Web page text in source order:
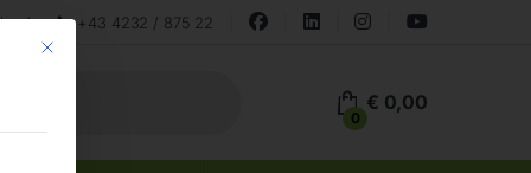
+43 4232 / 875 22
0
€ 0,00
Mit diesem Button wird der Dialog geschlossen. Seine Funktionalität ist